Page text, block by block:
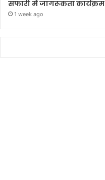
सफारी में जागरूकता कार्यक्रम
1 week ago